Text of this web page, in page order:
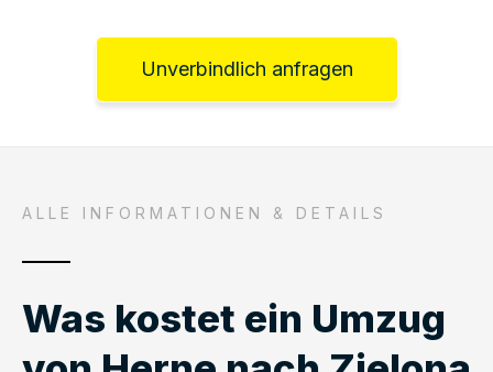
Unverbindlich anfragen
ALLE INFORMATIONEN & DETAILS
Was kostet ein Umzug